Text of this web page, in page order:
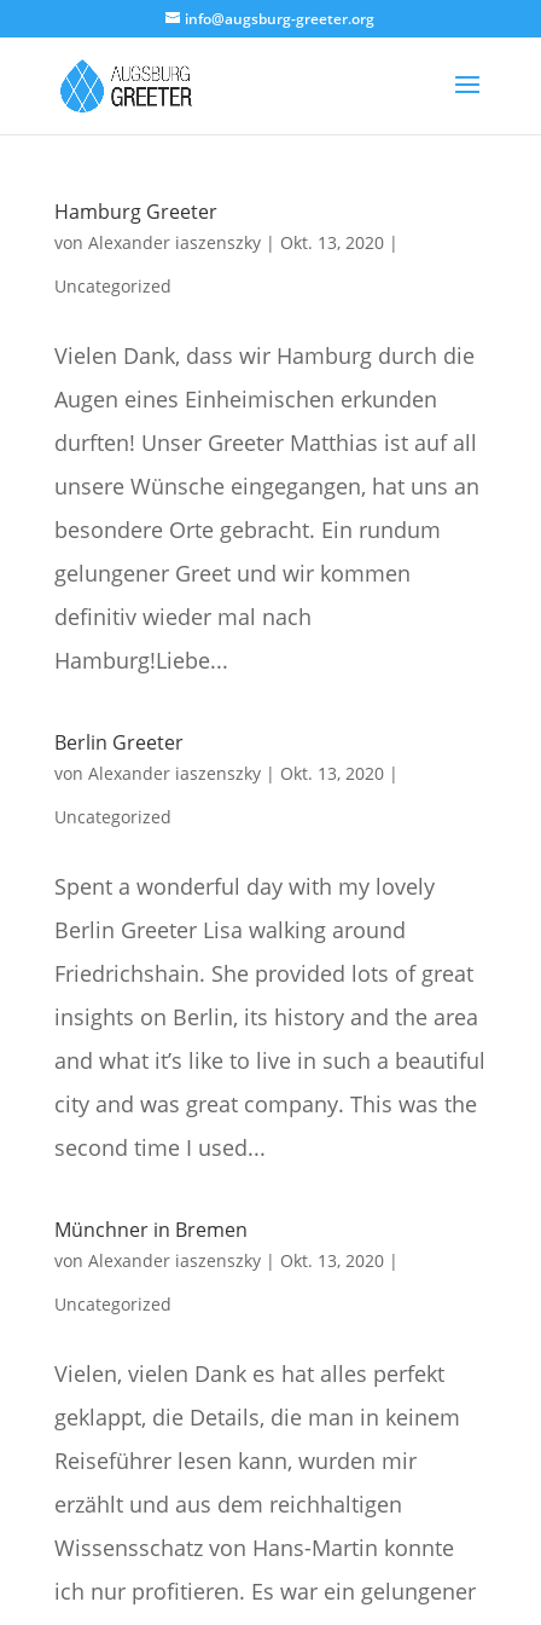
info@augsburg-greeter.org
Hamburg Greeter
von Alexander iaszenszky| Okt. 13, 2020|
Uncategorized
Vielen Dank, dass wir Hamburg durch die
Augen eines Einheimischen erkunden
durften! Unser Greeter Matthias ist auf all
unsere Wünsche eingegangen, hat uns an
besondere Orte gebracht. Ein rundum
gelungener Greet und wir kommen
definitiv wieder mal nach
Hamburg!Liebe...
Berlin Greeter
von Alexander iaszenszky| Okt. 13, 2020|
Uncategorized
Spent a wonderful day with my lovely
Berlin Greeter Lisa walking around
Friedrichshain. She provided lots of great
insights on Berlin, its history and the area
and what it’s like to live in such a beautiful
city and was great company. This was the
second time I used...
Münchner in Bremen
von Alexander iaszenszky| Okt. 13, 2020|
Uncategorized
Vielen, vielen Dank es hat alles perfekt
geklappt, die Details, die man in keinem
Reiseführer lesen kann, wurden mir
erzählt und aus dem reichhaltigen
Wissensschatz von Hans-Martin konnte
ich nur profitieren. Es war ein gelungener